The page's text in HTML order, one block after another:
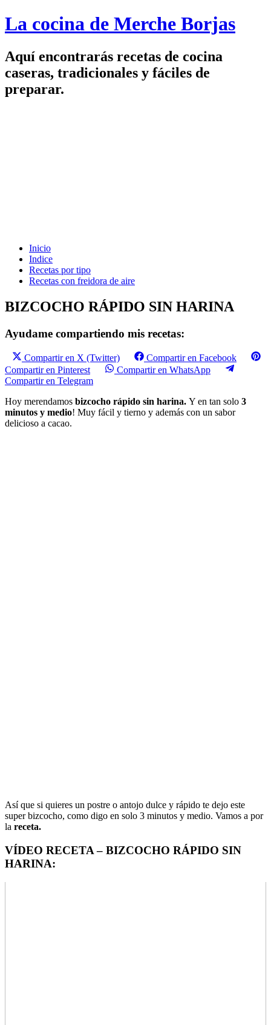
La cocina de Merche Borjas
Aquí encontrarás recetas de cocina
caseras, tradicionales y fáciles de
preparar.
Inicio
Indice
Recetas por tipo
Recetas con freidora de aire
BIZCOCHO RÁPIDO SIN HARINA
Ayudame compartiendo mis recetas:
Compartir en X (Twitter)
Compartir en Facebook
Compartir en Pinterest
Compartir en WhatsApp
Compartir en Telegram
Hoy merendamos bizcocho rápido sin harina. Y en tan solo 3
minutos y medio! Muy fácil y tierno y además con un sabor
delicioso a cacao.
Así que si quieres un postre o antojo dulce y rápido te dejo este
super bizcocho, como digo en solo 3 minutos y medio. Vamos a por
la receta.
VÍDEO RECETA – BIZCOCHO RÁPIDO SIN
HARINA: